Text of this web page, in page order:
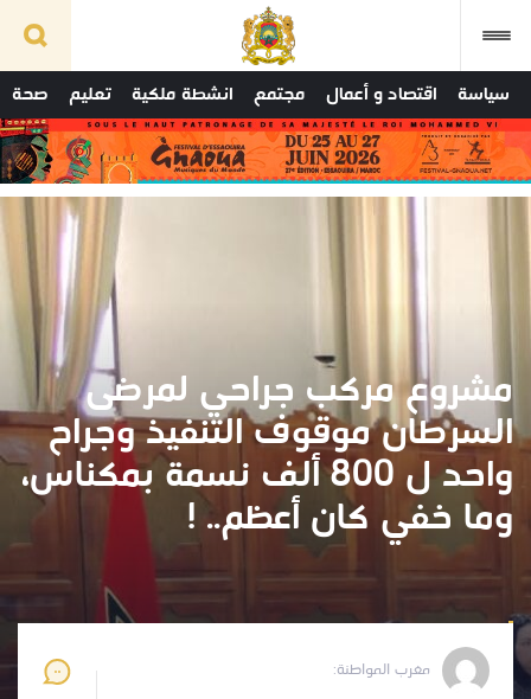
سياسة اقتصاد و أعمال مجتمع انشطة ملكية تعليم صحة
مشروع مركب جراحي لمرضى
السرطان موقوف التنفيذ وجراح
واحد ل 800 ألف نسمة بمكناس،
وما خفي كان أعظم.. !
مغرب المواطنة: